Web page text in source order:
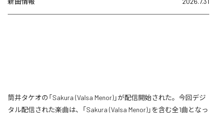
筒井タケオの「Sakura (Valsa Menor)」が配信開始された。今回デジ
タル配信された楽曲は、「Sakura (Valsa Menor)」を含む全1曲となっ